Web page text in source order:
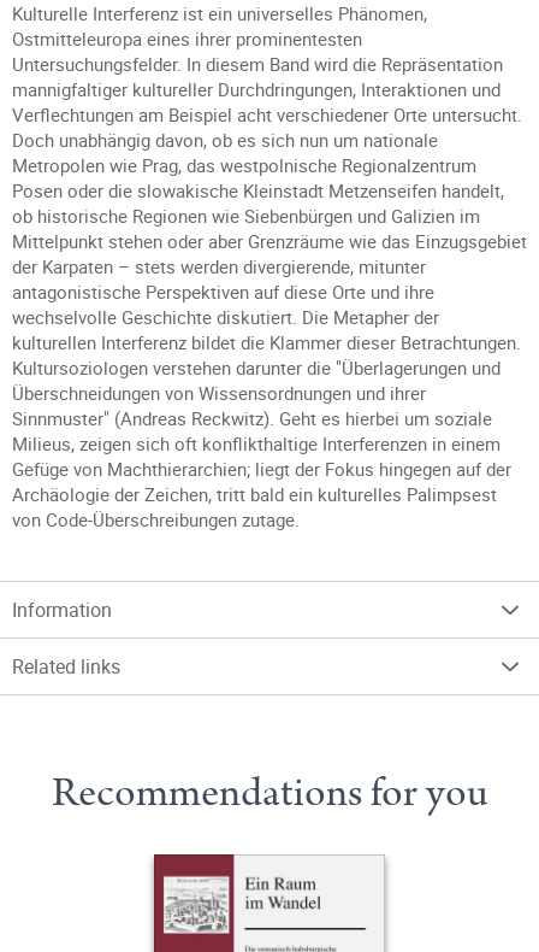
Kulturelle Interferenz ist ein universelles Phänomen,
Ostmitteleuropa eines ihrer prominentesten
Untersuchungsfelder. In diesem Band wird die Repräsentation
mannigfaltiger kultureller Durchdringungen, Interaktionen und
Verflechtungen am Beispiel acht verschiedener Orte untersucht.
Doch unabhängig davon, ob es sich nun um nationale
Metropolen wie Prag, das westpolnische Regionalzentrum
Posen oder die slowakische Kleinstadt Metzenseifen handelt,
ob historische Regionen wie Siebenbürgen und Galizien im
Mittelpunkt stehen oder aber Grenzräume wie das Einzugsgebiet
der Karpaten – stets werden divergierende, mitunter
antagonistische Perspektiven auf diese Orte und ihre
wechselvolle Geschichte diskutiert. Die Metapher der
kulturellen Interferenz bildet die Klammer dieser Betrachtungen.
Kultursoziologen verstehen darunter die "Überlagerungen und
Überschneidungen von Wissensordnungen und ihrer
Sinnmuster" (Andreas Reckwitz). Geht es hierbei um soziale
Milieus, zeigen sich oft konflikthaltige Interferenzen in einem
Gefüge von Machthierarchien; liegt der Fokus hingegen auf der
Archäologie der Zeichen, tritt bald ein kulturelles Palimpsest
von Code-Überschreibungen zutage.
Information
Related links
Recommendations for you